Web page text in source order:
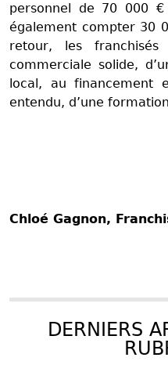
personnel de 70 000
également compter 30
retour, les franchisés
commerciale solide,
local, au financement
entendu, d’une
Chloé Gagnon,
DERNIERS